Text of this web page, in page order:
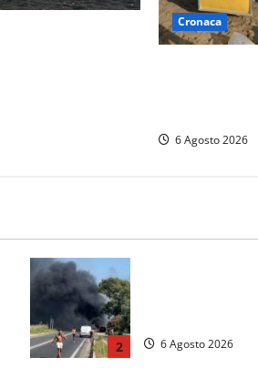
Cronaca
6 Agosto 2026
2 6 Agosto 2026